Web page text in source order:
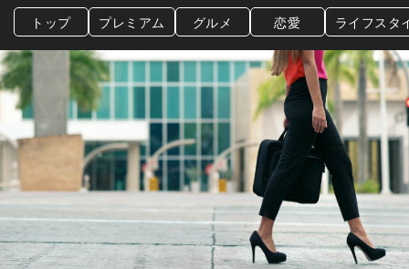
トップ プレミアム グルメ 恋愛 ライフスタ